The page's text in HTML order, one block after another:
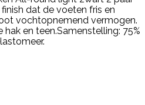
dat de voeten fris en
vochtopnemend vermogen.
en teen.Samenstelling: 75%